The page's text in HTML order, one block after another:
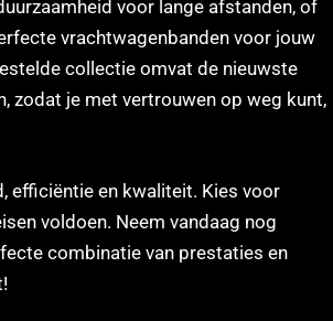
voor lange afstanden, of
vrachtwagenbanden voor jouw
collectie omvat de nieuwste
zodat je met vertrouwen op weg kunt,
efficiëntie en kwaliteit. Kies voor
voldoen. Neem vandaag nog
combinatie van prestaties en